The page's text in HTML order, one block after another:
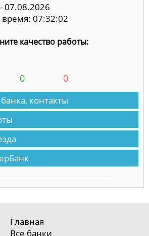
07.08.2026
07:32:03
качество работы:
0 0
контакты
Главная
Все банки